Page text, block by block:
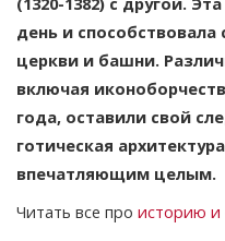
день и способствовала
церкви и башни.
включая
года, оставили свой
готическая
впечатляющим целым.
Читать все про историю и